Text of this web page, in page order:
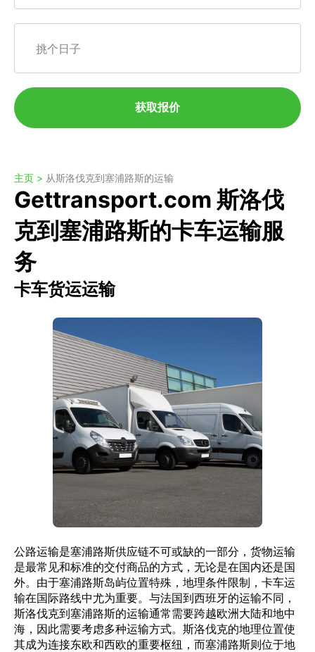
挑个日子
获取报价
主页 > 从斯洛伐克到塞浦路斯的运输
Gettransport.com 斯洛伐
克到塞浦路斯的卡车运输服
务
卡车货运运输
公路运输是塞浦路斯供应链不可或缺的一部分，货物运输
是最常见和标准的交付商品的方式，无论是在国内还是国
外。由于塞浦路斯岛屿位置特殊，地理条件限制，卡车运
输在国际路线中尤为重要。与法国到西班牙的运输不同，
斯洛伐克到塞浦路斯的运输通常需要跨越欧洲大陆和地中
海，因此需要考虑多种运输方式。斯洛伐克的地理位置使
其成为连接东欧和西欧的重要枢纽，而塞浦路斯则位于地